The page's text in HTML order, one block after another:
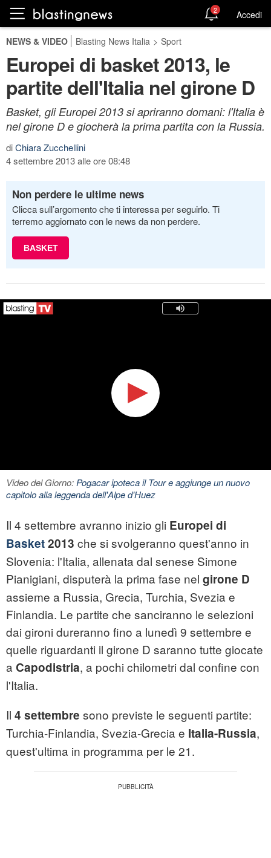
2 Accedi
NEWS & VIDEO Blasting News Italia > Sport
Europei di basket 2013, le
partite dell'Italia nel girone D
Basket, gli Europei 2013 si apriranno domani: l'Italia è
nel girone D e giocherà la prima partita con la Russia.
diChiara Zucchellini
4 settembre 2013 alle ore 08:48
Non perdere le ultime news
Clicca sull’argomento che ti interessa per seguirlo. Ti
terremo aggiornato con le news da non perdere.
BASKET
Video del Giorno: Pogacar ipoteca il Tour e aggiunge un nuovo
capitolo alla leggenda dell'Alpe d'Huez
Il 4 settembre avranno inizio gli Europei di
Basket2013 che si svolgeranno quest'anno in
Slovenia: l'Italia, allenata dal senese Simone
Pianigiani, disputerà la prima fase nel girone D
assieme a Russia, Grecia, Turchia, Svezia e
Finlandia. Le partite che sanciranno le selezioni
dai gironi dureranno fino a lunedì 9 settembre e
quelle riguardanti il girone D saranno tutte giocate
a Capodistria, a pochi chilometri dal confine con
l'Italia.
Il 4 settembre sono previste le seguenti partite:
Turchia-Finlandia, Svezia-Grecia e Italia-Russia,
quest'ultima in programma per le 21.